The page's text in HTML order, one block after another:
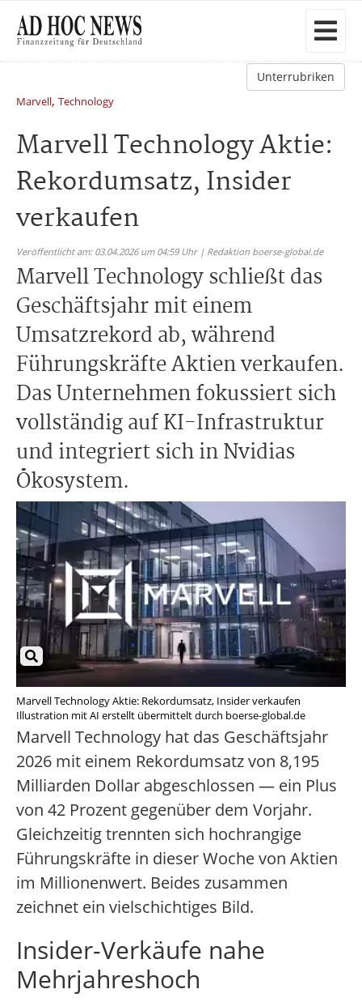
Unterrubriken
Marvell, Technology
Marvell Technology Aktie:
Rekordumsatz, Insider
verkaufen
Veröffentlicht am: 03.04.2026 um 04:59 Uhr | Redaktion boerse-global.de
Marvell Technology schließt das
Geschäftsjahr mit einem
Umsatzrekord ab, während
Führungskräfte Aktien verkaufen.
Das Unternehmen fokussiert sich
vollständig auf KI-Infrastruktur
und integriert sich in Nvidias
Ökosystem.
Marvell Technology Aktie: Rekordumsatz, Insider verkaufen
Illustration mit AI erstellt übermittelt durch boerse-global.de
Marvell Technology hat das Geschäftsjahr
2026 mit einem Rekordumsatz von 8,195
Milliarden Dollar abgeschlossen — ein Plus
von 42 Prozent gegenüber dem Vorjahr.
Gleichzeitig trennten sich hochrangige
Führungskräfte in dieser Woche von Aktien
im Millionenwert. Beides zusammen
zeichnet ein vielschichtiges Bild.
Insider-Verkäufe nahe
Mehrjahreshoch